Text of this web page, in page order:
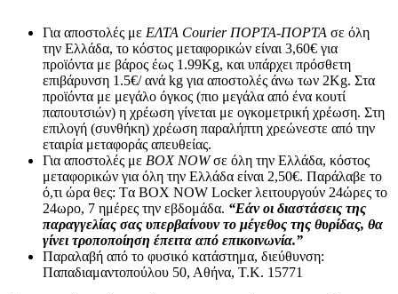
Για αποστολές με ΕΛΤΑ Courier ΠΟΡΤΑ-ΠΟΡΤΑ σε όλη
την Ελλάδα, το κόστος μεταφορικών είναι 3,60€ για
προϊόντα με βάρος έως 1.99Kg, και υπάρχει πρόσθετη
επιβάρυνση 1.5€/ ανά kg για αποστολές άνω των 2Κg. Στα
προϊόντα με μεγάλο όγκος (πιο μεγάλα από ένα κουτί
παπουτσιών) η χρέωση γίνεται με ογκομετρική χρέωση. Στη
επιλογή (συνθήκη) χρέωση παραλήπτη χρεώνεστε από την
εταιρία μεταφοράς απευθείας.
Για αποστολές με BOX NOWσε όλη την Ελλάδα, κόστος
μεταφορικών για όλη την Ελλάδα είναι 2,50€. Παράλαβε το
ό,τι ώρα θες: Tα ΒΟΧ ΝΟW Locker λειτουργούν 24ώρες το
24ωρο, 7 ημέρες την εβδομάδα. “Εάν οι διαστάσεις της
παραγγελίας σας υπερβαίνουν το μέγεθος της θυρίδας, θα
γίνει τροποποίηση έπειτα από επικοινωνία.”
Παραλαβή από το φυσικό κατάστημα, διεύθυνση:
Παπαδιαμαντοπούλου 50, Αθήνα, Τ.Κ. 15771